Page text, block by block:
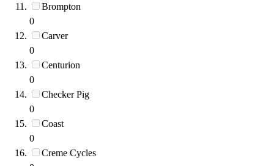
Brompton
0
Carver
0
Centurion
0
Checker Pig
0
Coast
0
Creme Cycles